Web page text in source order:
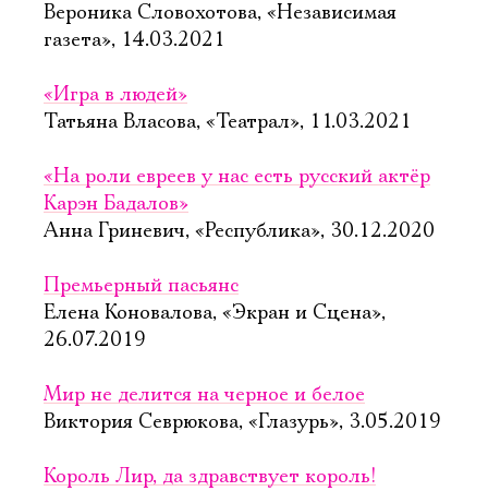
Вероника Словохотова, «Независимая
газета», 14.03.2021
«Игра в людей»
Татьяна Власова, «Театрал», 11.03.2021
«На роли евреев у нас есть русский актёр
Карэн Бадалов»
Анна Гриневич, «Республика», 30.12.2020
Премьерный пасьянс
Елена Коновалова, «Экран и Сцена»,
26.07.2019
Мир не делится на черное и белое
Виктория Севрюкова, «Глазурь», 3.05.2019
Король Лир, да здравствует король!